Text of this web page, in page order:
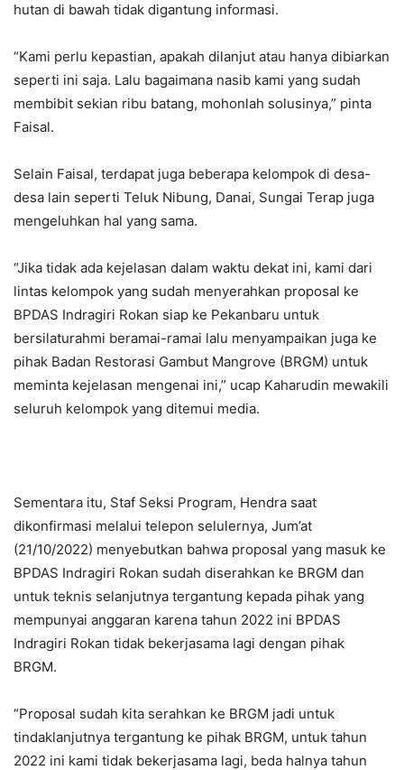
hutan di bawah tidak digantung informasi.
“Kami perlu kepastian, apakah dilanjut atau hanya dibiarkan
seperti ini saja. Lalu bagaimana nasib kami yang sudah
membibit sekian ribu batang, mohonlah solusinya,” pinta
Faisal.
Selain Faisal, terdapat juga beberapa kelompok di desa-
desa lain seperti Teluk Nibung, Danai, Sungai Terap juga
mengeluhkan hal yang sama.
“Jika tidak ada kejelasan dalam waktu dekat ini, kami dari
lintas kelompok yang sudah menyerahkan proposal ke
BPDAS Indragiri Rokan siap ke Pekanbaru untuk
bersilaturahmi beramai-ramai lalu menyampaikan juga ke
pihak Badan Restorasi Gambut Mangrove (BRGM) untuk
meminta kejelasan mengenai ini,” ucap Kaharudin mewakili
seluruh kelompok yang ditemui media.
Sementara itu, Staf Seksi Program, Hendra saat
dikonfirmasi melalui telepon selulernya, Jum’at
(21/10/2022) menyebutkan bahwa proposal yang masuk ke
BPDAS Indragiri Rokan sudah diserahkan ke BRGM dan
untuk teknis selanjutnya tergantung kepada pihak yang
mempunyai anggaran karena tahun 2022 ini BPDAS
Indragiri Rokan tidak bekerjasama lagi dengan pihak
BRGM.
“Proposal sudah kita serahkan ke BRGM jadi untuk
tindaklanjutnya tergantung ke pihak BRGM, untuk tahun
2022 ini kami tidak bekerjasama lagi, beda halnya tahun